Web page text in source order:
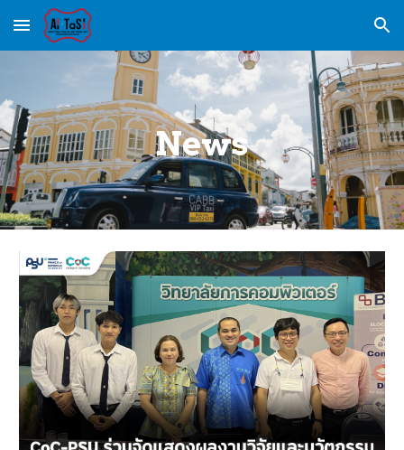
Skip to main content Skip to navigation
News